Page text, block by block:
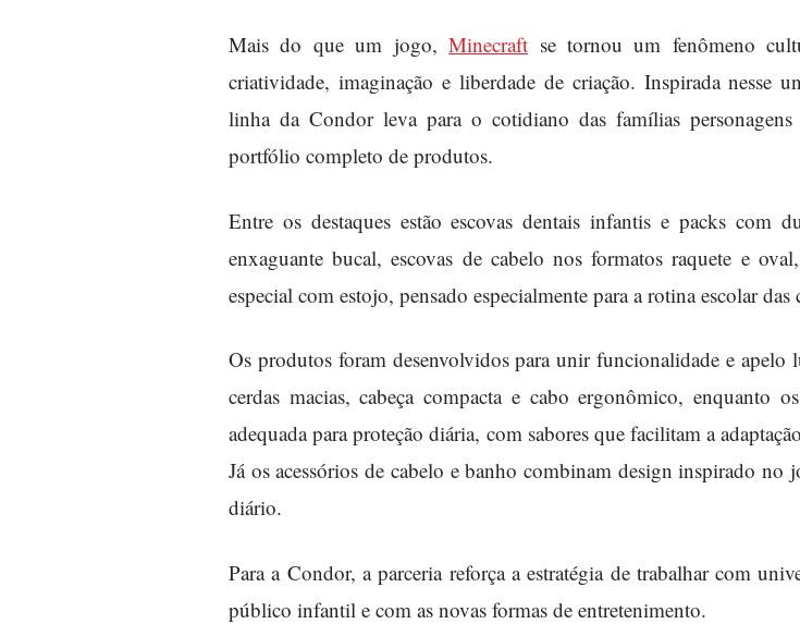
Mais do que um jogo,Minecraft se tornou um fenômeno
criatividade, imaginação e liberdade de criação. Inspirada nesse
linha da Condor leva para o cotidiano das famílias
portfólio completo de produtos.
Entre os destaques estão escovas dentais infantis e packs com
enxaguante bucal, escovas de cabelo nos formatos raquete e
especial com estojo, pensado especialmente para a rotina escolar das
Os produtos foram desenvolvidos para unir funcionalidade e apelo
cerdas macias, cabeça compacta e cabo ergonômico, enquanto
adequada para proteção diária, com sabores que facilitam a
Já os acessórios de cabelo e banho combinam design inspirado
diário.
Para a Condor, a parceria reforça a estratégia de trabalhar com
público infantil e com as novas formas de entretenimento.